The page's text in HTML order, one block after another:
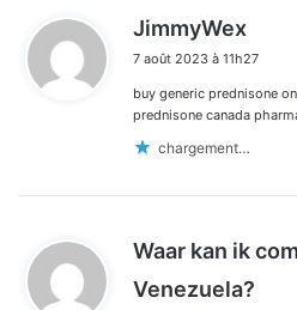
JimmyWex
t
:
7 août 2023 à 11h27
buy generic prednisone
prednisone canada
chargement…
Waar kan ik
Venezuela?